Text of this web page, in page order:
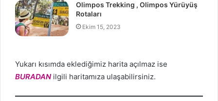
Olimpos Trekking , Olimpos Yürüyüş
Rotaları
Ekim 15, 2023
Yukarı kısımda eklediğimiz harita açılmaz ise
BURADAN ilgili haritamıza ulaşabilirsiniz.